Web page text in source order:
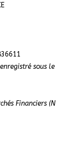
sous le
Financiers (N